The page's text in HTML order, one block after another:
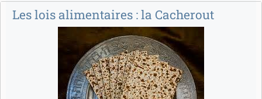
Les lois alimentaires : la Cacherout